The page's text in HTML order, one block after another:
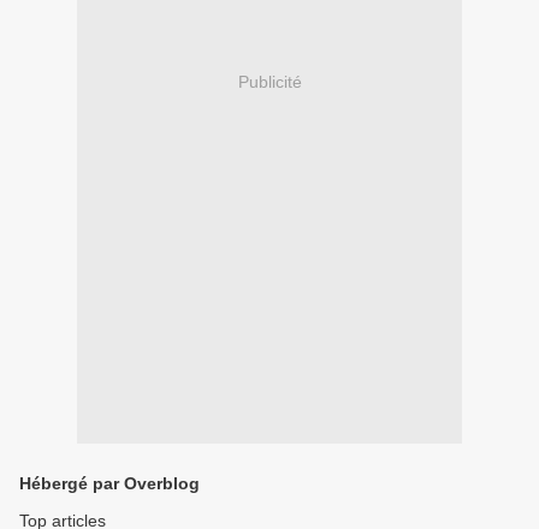
Publicité
Hébergé par Overblog
Top articles